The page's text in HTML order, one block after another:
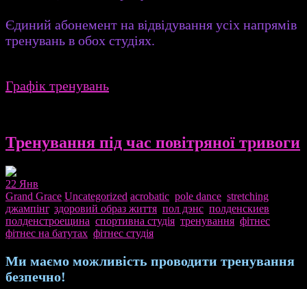
Єдиний абонемент на відвідування усіх напрямів
тренувань в обох студіях.
Графік тренувань
Тренування під час повітряної тривоги
22 Янв
Grand Grace Uncategorized acrobatic pole dance stretching
джампінг, здоровий образ життя пол дэнс полденскиев
полденстроещина спортивна студія тренування фітнес
фітнес на батутах фітнес студія
Ми маємо можливість проводити тренування
безпечно!